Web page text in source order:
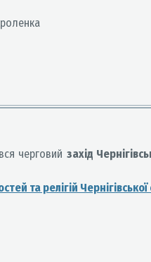
черговий захід
та релігій